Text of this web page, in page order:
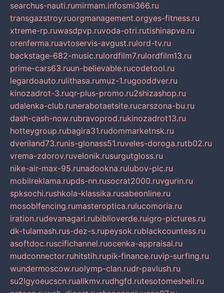
searchus-nauti.rumirmam.infosmi366.ru
transgazstroy.ruorgmanagement.orgyes-fitness.ru
xtreme-rp.ruwasdpvp.ruvoda-otri.rutishinapve.ru
orenferma.ruavtoservis-avgust.rulord-tv.ru
backstage-682-music.rulordfilm7.rulordfilm13.ru
prime-cars63.ruun-believable.rucodetool.ru
legardoauto.rulithasa.rumuz-1.rugooddver.ru
kinozadrot-3.ruqr-plus-promo.ru2shizashop.ru
udalenka-club.runerabotaetsite.rucarszona-bu.ru
dash-cash-now.rubravoprod.rukinozadrot13.ru
hotteygroup.rubagira31.rudommarketnsk.ru
dveriland73.runis-glonass51.ruveles-doroga.rutb02.ru
vrema-zdorov.ruvelonik.rusurgutgloss.ru
nike-air-max-95.runadookna.rulubov-pic.ru
mobilreklama.rupds-nn.rusocrat2000.ruvgurin.ru
spksochi.rushkola-klassika.rusabeonline.ru
mosoblfencing.rumasteroptica.rulucomoria.ru
iration.rudevanagari.rubiblioverde.ruigro-pictures.ru
dk-tulamash.rus-dez-s.rupeysok.rublackcountess.ru
asoftdoc.ruscifichannel.ruocenka-appraisal.ru
mudconnector.ruhitstih.rupik-finance.ruvip-surfing.ru
wundermoscow.ruolymp-clan.rudr-pavlush.ru
su2lgyoeucscn.ruallkmv.rudhgfd.rutesotomeshell.ru